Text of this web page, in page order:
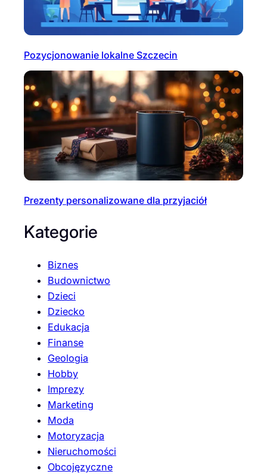
Pozycjonowanie lokalne Szczecin
Prezenty personalizowane dla przyjaciół
Kategorie
Biznes
Budownictwo
Dzieci
Dziecko
Edukacja
Finanse
Geologia
Hobby
Imprezy
Marketing
Moda
Motoryzacja
Nieruchomości
Obcojęzyczne